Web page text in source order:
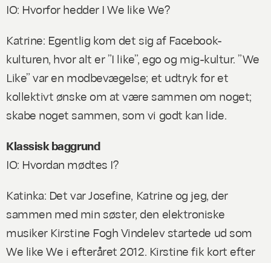
IO: Hvorfor hedder I We like We?
Katrine: Egentlig kom det sig af Facebook-
kulturen, hvor alt er ”I like”, ego og mig-kultur. ”We
Like” var en modbevægelse; et udtryk for et
kollektivt ønske om at være sammen om noget;
skabe noget sammen, som vi godt kan lide.
Klassisk baggrund
IO: Hvordan mødtes I?
Katinka: Det var Josefine, Katrine og jeg, der
sammen med min søster, den elektroniske
musiker Kirstine Fogh Vindelev startede ud som
We like We i efteråret 2012. Kirstine fik kort efter